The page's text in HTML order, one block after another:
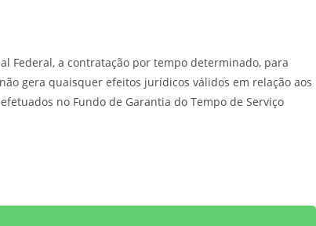
Federal, a contratação por tempo determinado, para
gera quaisquer efeitos jurídicos válidos em relação aos
no Fundo de Garantia do Tempo de Serviço